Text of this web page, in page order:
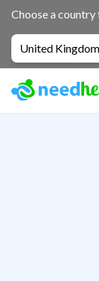
Choose a
United